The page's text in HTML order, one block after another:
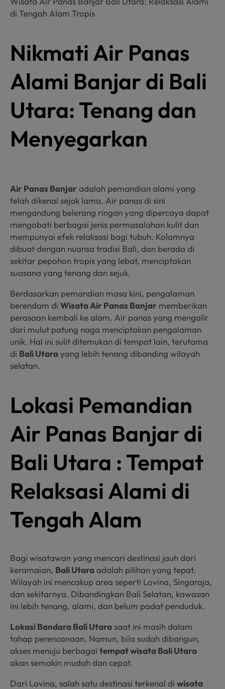
di Tengah Alam Tropis
Nikmati Air Panas
Alami Banjar di Bali
Utara: Tenang dan
Menyegarkan
Air Panas Banjar adalah pemandian alami yang
telah dikenal sejak lama. Air panas di sini
mengandung belerang ringan yang dipercaya dapat
mengobati berbagai jenis permasalahan kulit dan
mempunyai efek relaksasi bagi tubuh. Kolamnya
dibuat dengan nuansa tradisi Bali, dan berada di
sekitar pepohon tropis yang lebat, menciptakan
suasana yang tenang dan sejuk.
Berdasarkan pemandian masa kini, pengalaman
berendam di Wisata Air Panas Banjar memberikan
perasaan kembali ke alam. Air panas yang mengalir
dari mulut patung naga menciptakan pengalaman
unik. Hal ini sulit ditemukan di tempat lain, terutama
di Bali Utara yang lebih tenang dibanding wilayah
selatan.
Lokasi Pemandian
Air Panas Banjar di
Bali Utara : Tempat
Relaksasi Alami di
Tengah Alam
Bagi wisatawan yang mencari destinasi jauh dari
keramaian, Bali Utara adalah pilihan yang tepat.
Wilayah ini mencakup area seperti Lovina, Singaraja,
dan sekitarnya. Dibandingkan Bali Selatan, kawasan
ini lebih tenang, alami, dan belum padat penduduk.
Lokasi Bandara Bali Utara saat ini masih dalam
tahap perencanaan. Namun, bila sudah dibangun,
akses menuju berbagai tempat wisata Bali Utara
akan semakin mudah dan cepat.
Dari Lovina, salah satu destinasi terkenal di wisata